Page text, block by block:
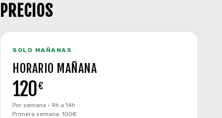
PRECIOS
SOLO MAÑANAS
HORARIO MAÑANA
120€
Por semana · 9h a 14h
Primera semana: 100€